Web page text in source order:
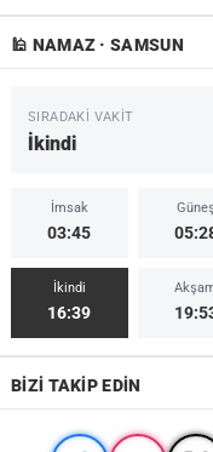
🕌 NAMAZ · SAMSUN
SIRADAKI VAKIT
İkindi
İmsak
03:45
Güneş
İkindi
16:39
BIZI TAKIP EDIN